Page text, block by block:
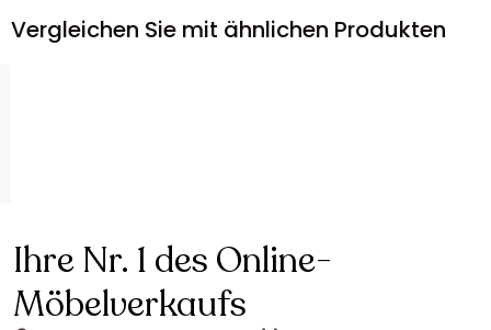
Vergleichen Sie mit ähnlichen Produkten
Ihre Nr. 1 des Online-
Möbelverkaufs